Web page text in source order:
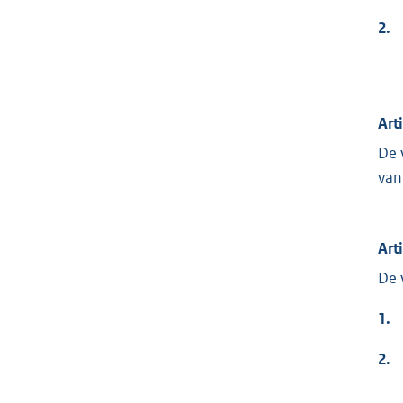
2.
De
De
1.
2.